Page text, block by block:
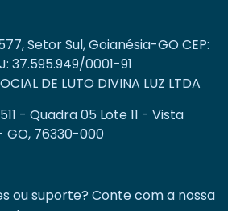
Setor Sul, Goianésia-GO CEP:
37.595.949/0001-91
DE LUTO DIVINA LUZ LTDA
- Quadra 05 Lote 11 - Vista
GO, 76330-000
ou suporte? Conte com a nossa